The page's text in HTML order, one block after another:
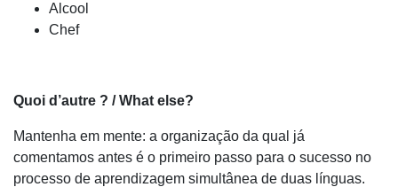
Alcool
Chef
Quoi d’autre ? / What else?
Mantenha em mente: a organização da qual já
comentamos antes é o primeiro passo para o sucesso no
processo de aprendizagem simultânea de duas línguas.